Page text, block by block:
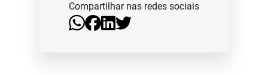
Compartilhar nas redes sociais